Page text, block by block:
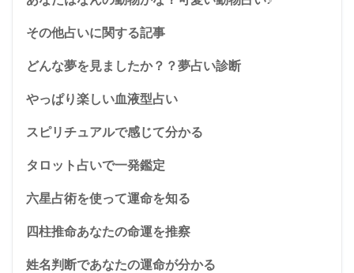
その他占いに関する記事
どんな夢を見ましたか？？夢占い診断
やっぱり楽しい血液型占い
スピリチュアルで感じて分かる
タロット占いで一発鑑定
六星占術を使って運命を知る
四柱推命あなたの命運を推察
姓名判断であなたの運命が分かる